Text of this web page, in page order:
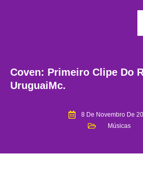
Coven: Primeiro Clipe Do
UruguaiMc.
8 De Novembro De
Músicas